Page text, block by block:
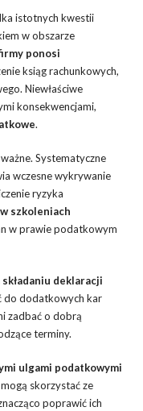
istotnych kwestii
w obszarze
ponosi
ksiąg rachunkowych,
Niewłaściwe
konsekwencjami,
.
Systematyczne
wczesne wykrywanie
ryzyka
szkoleniach
w prawie podatkowym
deklaracji
do dodatkowych kar
zadbać o dobrą
terminy.
ulgami podatkowymi
skorzystać ze
poprawić ich